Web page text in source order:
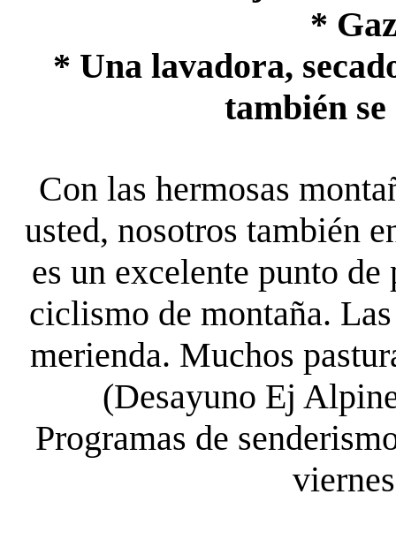
*
* Una lavadora,
también se
Con las hermosas
usted, nosotros también
es un excelente punto
ciclismo de montaña.
merienda. Muchos
(Desayuno Ej
Programas de